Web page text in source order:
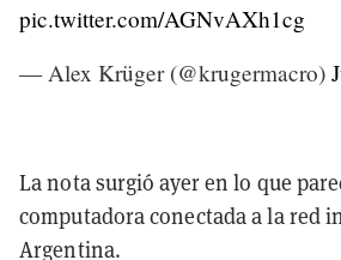
pic.twitter.com/AGNvAXh1cg
— Alex Krüger (@krugermacro)
La nota surgió ayer en lo que
computadora conectada a la red
Argentina.